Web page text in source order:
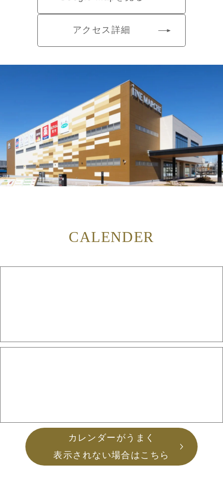
アクセス詳細
CALENDER
カレンダーがうまく
表示されない場合はこちら